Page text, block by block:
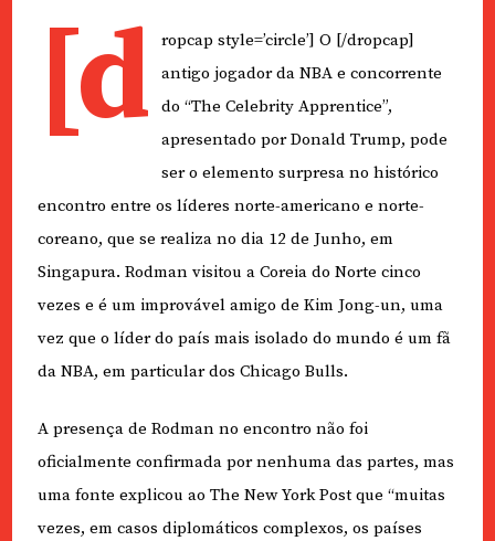
[d
ropcap style=’circle’] O [/dropcap]
antigo jogador da NBA e concorrente
do “The Celebrity Apprentice”,
apresentado por Donald Trump, pode
ser o elemento surpresa no histórico
encontro entre os líderes norte-americano e norte-
coreano, que se realiza no dia 12 de Junho, em
Singapura. Rodman visitou a Coreia do Norte cinco
vezes e é um improvável amigo de Kim Jong-un, uma
vez que o líder do país mais isolado do mundo é um fã
da NBA, em particular dos Chicago Bulls.
A presença de Rodman no encontro não foi
oficialmente confirmada por nenhuma das partes, mas
uma fonte explicou ao The New York Post que “muitas
vezes, em casos diplomáticos complexos, os países